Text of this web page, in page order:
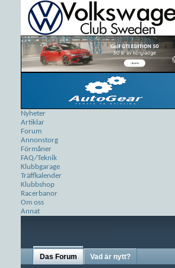
Nyheter
Artiklar
Forum
Annonstorg
Förmåner
FAQ/Teknik
Klubbgarage
Träffkalender
Klubbshop
Racerbanor
Om oss
Annat
Das Forum Vad är nytt?